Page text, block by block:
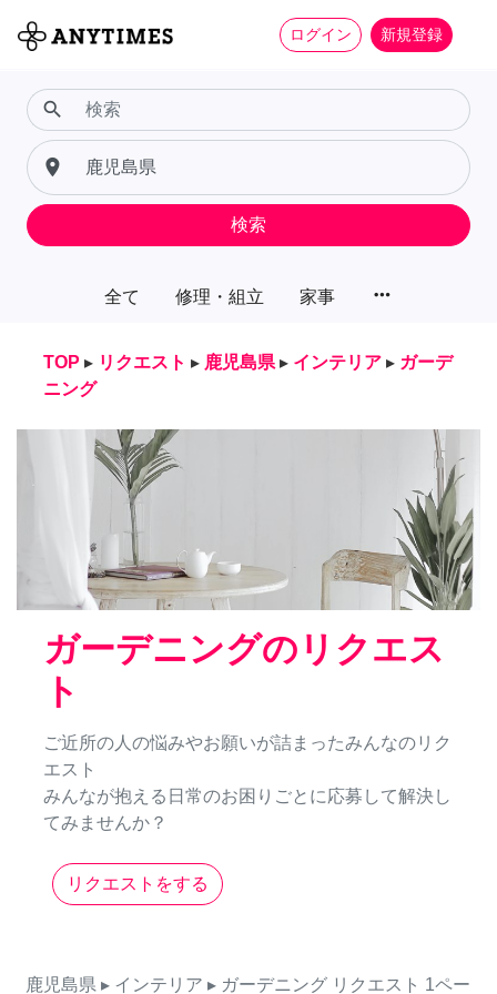
ログイン 新規登録
全て 修理・組立 家事 more_horiz
search
place
検索
TOP ▸ リクエスト ▸ 鹿児島県 ▸ インテリア ▸ ガーデ
ニング
ガーデニングのリクエス
ト
ご近所の人の悩みやお願いが詰まったみんなのリク
エスト
みんなが抱える日常のお困りごとに応募して解決し
てみませんか？
リクエストをする
鹿児島県 ▸ インテリア ▸ ガーデニング リクエスト 1ペー